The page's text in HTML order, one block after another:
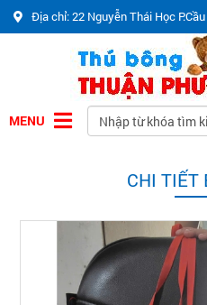
Địa chỉ: 22 Nguyễn Thái Học
MENU
CHI TIẾT